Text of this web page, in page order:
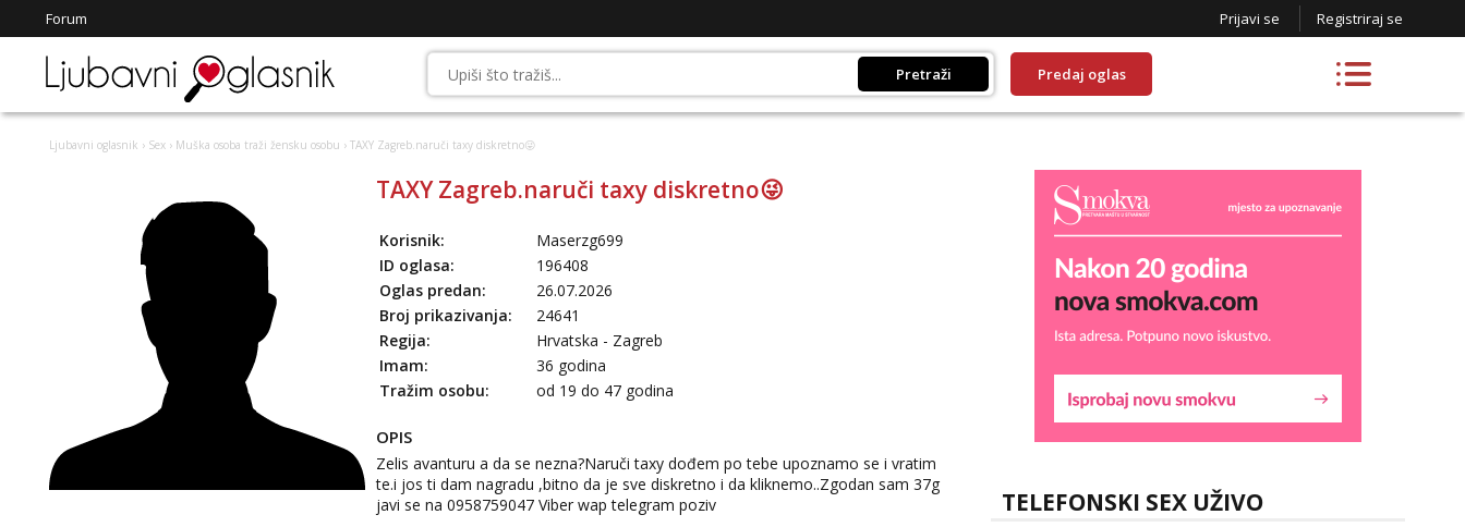
Forum Prijavi se Registriraj se
Pretraži Predaj oglas
Ljubavni oglasnik › Sex › Muška osoba traži žensku osobu › TAXY Zagreb.naruči taxy diskretno😜
TAXY Zagreb.naruči taxy diskretno😜
Korisnik:
Maserzg699
ID oglasa:
196408
Oglas predan:
26.07.2026
Broj prikazivanja:
24641
Regija:
Hrvatska - Zagreb
Imam:
36 godina
Tražim osobu:
od 19 do 47 godina
OPIS
Zelis avanturu a da se nezna?Naruči taxy dođem po tebe upoznamo se i vratim
te.i jos ti dam nagradu ,bitno da je sve diskretno i da kliknemo..Zgodan sam 37g
javi se na 0958759047 Viber wap telegram poziv
TELEFONSKI SEX UŽIVO
Liliana
Tel:064/677-677 - Kod: #69
tel:0,93€ - mob:1,12€ min